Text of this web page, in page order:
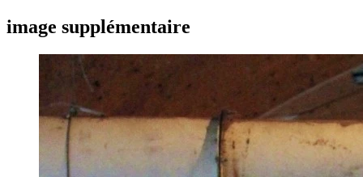
image supplémentaire